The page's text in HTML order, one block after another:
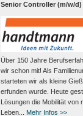
Senior Controller (m/w/
Über 150 Jahre
wir schon mit! Als
starteten wir als kleine
erfunden wurde. Heute
Lösungen die Mobilität von
Leben...
Mehr Infos >>